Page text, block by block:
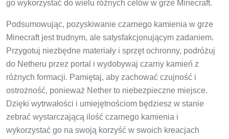
go wykorzystać do wielu różnych celów w grze Minecraft.
Podsumowując, pozyskiwanie czarnego kamienia w grze
Minecraft jest trudnym, ale satysfakcjonującym zadaniem.
Przygotuj niezbędne materiały i sprzęt ochronny, podróżuj
do Netheru przez portal i wydobywaj czarny kamień z
różnych formacji. Pamiętaj, aby zachować czujność i
ostrożność, ponieważ Nether to niebezpieczne miejsce.
Dzięki wytrwałości i umiejętnościom będziesz w stanie
zebrać wystarczającą ilość czarnego kamienia i
wykorzystać go na swoją korzyść w swoich kreacjach